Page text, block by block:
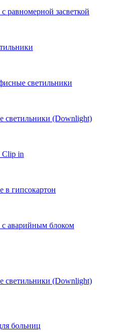
равномерной засветкой
светильники
светильники (Downlight)
Clip in
в гипсокартон
аварийным блоком
светильники (Downlight)
больниц